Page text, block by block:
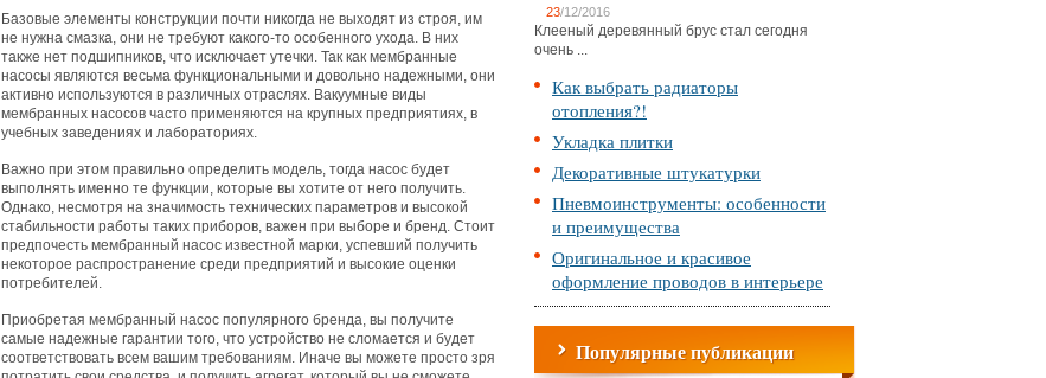
Базовые элементы конструкции почти никогда не выходят из строя, им
не нужна смазка, они не требуют какого-то особенного ухода. В них
также нет подшипников, что исключает утечки. Так как мембранные
насосы являются весьма функциональными и довольно надежными, они
активно используются в различных отраслях. Вакуумные виды
мембранных насосов часто применяются на крупных предприятиях, в
учебных заведениях и лабораториях.
Важно при этом правильно определить модель, тогда насос будет
выполнять именно те функции, которые вы хотите от него получить.
Однако, несмотря на значимость технических параметров и высокой
стабильности работы таких приборов, важен при выборе и бренд. Стоит
предпочесть мембранный насос известной марки, успевший получить
некоторое распространение среди предприятий и высокие оценки
потребителей.
Приобретая мембранный насос популярного бренда, вы получите
самые надежные гарантии того, что устройство не сломается и будет
соответствовать всем вашим требованиям. Иначе вы можете просто зря
23/12/2016
Клееный деревянный брус стал сегодня
очень ...
Как выбрать радиаторы
отопления?!
Укладка плитки
Декоративные штукатурки
Пневмоинструменты: особенности
и преимущества
Оригинальное и красивое
оформление проводов в интерьере
Популярные публикации